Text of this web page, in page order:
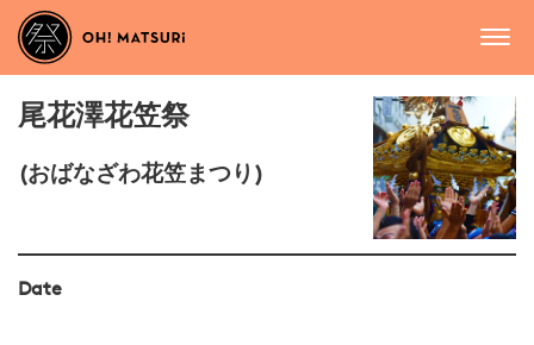
尾花澤花笠祭
(おばなざわ花笠まつり)
Date